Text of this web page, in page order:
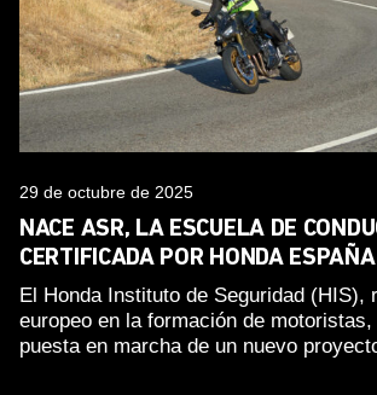
29 de octubre de 2025
NACE ASR, LA ESCUELA DE
CERTIFICADA POR HONDA ESPAÑA
El Honda Instituto de Seguridad (HIS),
europeo en la formación de
puesta en marcha de un nuevo